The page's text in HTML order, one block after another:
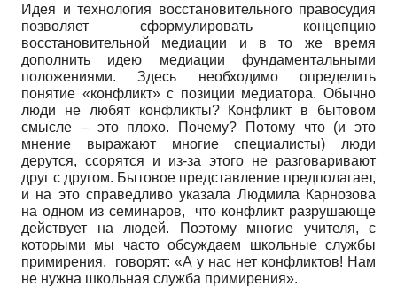
Идея и технология восстановительного правосудия
позволяет сформулировать концепцию
восстановительной медиации и в то же время
дополнить идею медиации фундаментальными
положениями. Здесь необходимо определить
понятие «конфликт» с позиции медиатора. Обычно
люди не любят конфликты? Конфликт в бытовом
смысле – это плохо. Почему? Потому что (и это
мнение выражают многие специалисты) люди
дерутся, ссорятся и из-за этого не разговаривают
друг с другом. Бытовое представление предполагает,
и на это справедливо указала Людмила Карнозова
на одном из семинаров, что конфликт разрушающе
действует на людей. Поэтому многие учителя, с
которыми мы часто обсуждаем школьные службы
примирения, говорят: «А у нас нет конфликтов! Нам
не нужна школьная служба примирения».